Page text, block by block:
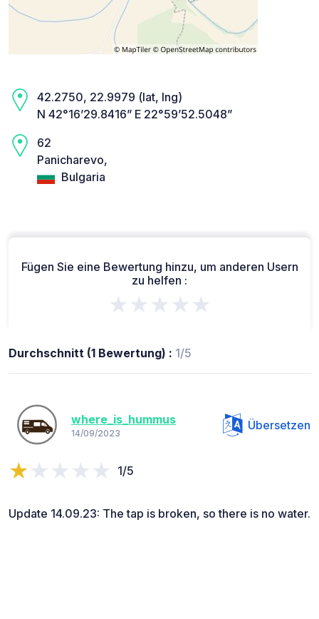
42.2750, 22.9979 (lat, lng)
N 42°16’29.8416” E 22°59’52.5048”
62
Panicharevo,
Bulgaria
Fügen Sie eine Bewertung hinzu, um anderen Usern
zu helfen :
★★★★★
Durchschnitt (1 Bewertung) : 1/5
where_is_hummus
14/09/2023
Übersetzen
1/5
Update 14.09.23: The tap is broken, so there is no water.